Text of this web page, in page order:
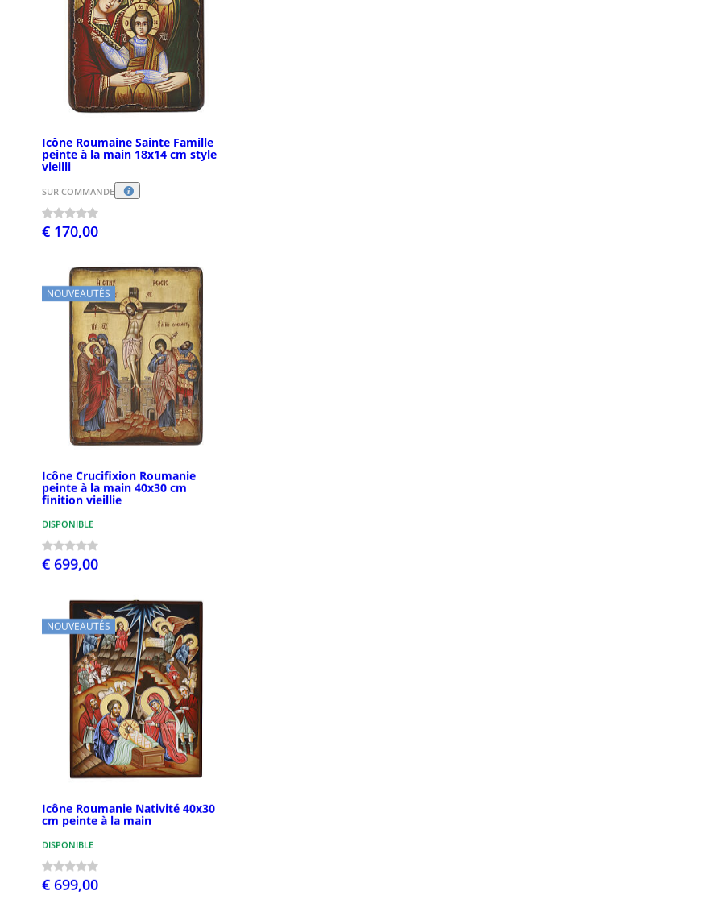
Icône Roumaine Sainte Famille
peinte à la main 18x14 cm style
vieilli
SUR COMMANDE
€ 170,00
NOUVEAUTÉS
Icône Crucifixion Roumanie
peinte à la main 40x30 cm
finition vieillie
DISPONIBLE
€ 699,00
NOUVEAUTÉS
Icône Roumanie Nativité 40x30
cm peinte à la main
DISPONIBLE
€ 699,00